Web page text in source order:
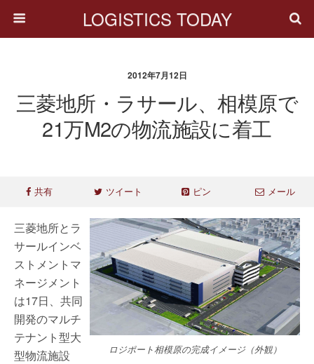
LOGISTICS TODAY
2012年7月12日
三菱地所・ラサール、相模原で
21万m2の物流施設に着工
共有 ツイート ピン メール
ロジポート相模原の完成イメージ（外観）
三菱地所とラ
サールインベ
ストメントマ
ネージメント
は17日、共同
開発のマルチ
テナント型大
型物流施設